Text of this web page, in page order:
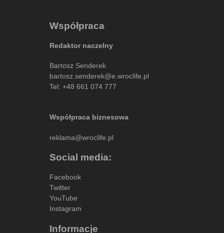
Współpraca
Redaktor naczelny
Bartosz Senderek
bartosz.senderek@e.wroclife.pl
Tel: +48 661 074 777
Współpraca biznesowa
reklama@wroclife.pl
Social media:
Facebook
Twitter
YouTube
Instagram
Informacje